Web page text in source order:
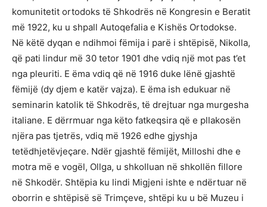
komunitetit ortodoks të Shkodrës në Kongresin e Beratit
më 1922, ku u shpall Autoqefalia e Kishës Ortodokse.
Në këtë dyqan e ndihmoi fëmija i parë i shtëpisë, Nikolla,
që pati lindur më 30 tetor 1901 dhe vdiq një mot pas t’et
nga pleuriti. E ëma vdiq që në 1916 duke lënë gjashtë
fëmijë (dy djem e katër vajza). E ëma ish edukuar në
seminarin katolik të Shkodrës, të drejtuar nga murgesha
italiane. E dërrmuar nga këto fatkeqsira që e pllakosën
njëra pas tjetrës, vdiq më 1926 edhe gjyshja
tetëdhjetëvjeçare. Ndër gjashtë fëmijët, Milloshi dhe e
motra më e vogël, Ollga, u shkolluan në shkollën fillore
në Shkodër. Shtëpia ku lindi Migjeni ishte e ndërtuar në
oborrin e shtëpisë së Trimçeve, shtëpi ku u bë Muzeu i